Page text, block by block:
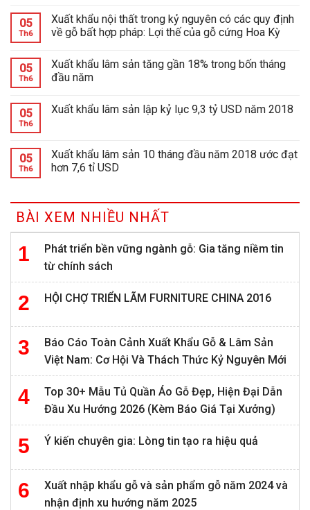
05
Th6
Xuất khẩu nội thất trong kỷ nguyên có các quy định
về gỗ bất hợp pháp: Lợi thế của gỗ cứng Hoa Kỳ
05
Th6
Xuất khẩu lâm sản tăng gần 18% trong bốn tháng
đầu năm
05
Th6
Xuất khẩu lâm sản lập kỷ lục 9,3 tỷ USD năm 2018
05
Th6
Xuất khẩu lâm sản 10 tháng đầu năm 2018 ước đạt
hơn 7,6 tỉ USD
BÀI XEM NHIỀU NHẤT
Phát triển bền vững ngành gỗ: Gia tăng niềm tin
từ chính sách
HỘI CHỢ TRIỂN LÃM FURNITURE CHINA 2016
Báo Cáo Toàn Cảnh Xuất Khẩu Gỗ & Lâm Sản
Việt Nam: Cơ Hội Và Thách Thức Kỷ Nguyên Mới
Top 30+ Mẫu Tủ Quần Áo Gỗ Đẹp, Hiện Đại Dẫn
Đầu Xu Hướng 2026 (Kèm Báo Giá Tại Xưởng)
Ý kiến chuyên gia: Lòng tin tạo ra hiệu quả
Xuất nhập khẩu gỗ và sản phẩm gỗ năm 2024 và
nhận định xu hướng năm 2025